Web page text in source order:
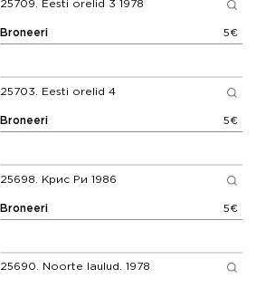
25709. Eesti orelid 3 1978
Broneeri 5€
25703. Eesti orelid 4
Broneeri 5€
25698. Крис Ри 1986
Broneeri 5€
25690. Noorte laulud. 1978